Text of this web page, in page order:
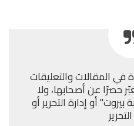
في المقالات والتعليقات
حصرًا عن أصحابها، ولا
أو إدارة التحرير أو